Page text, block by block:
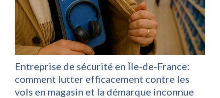
Entreprise de sécurité en Île-de-France:
comment lutter efficacement contre les
vols en magasin et la démarque inconnue